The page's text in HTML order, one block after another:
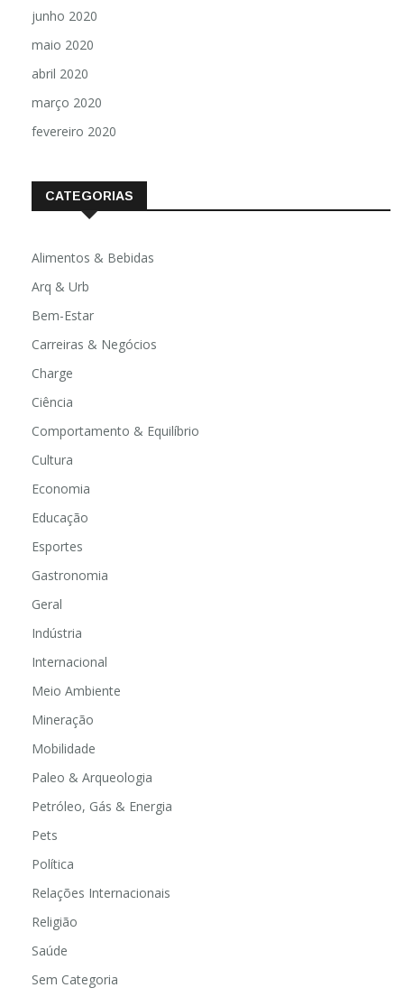
junho 2020
maio 2020
abril 2020
março 2020
fevereiro 2020
CATEGORIAS
Alimentos & Bebidas
Arq & Urb
Bem-Estar
Carreiras & Negócios
Charge
Ciência
Comportamento & Equilíbrio
Cultura
Economia
Educação
Esportes
Gastronomia
Geral
Indústria
Internacional
Meio Ambiente
Mineração
Mobilidade
Paleo & Arqueologia
Petróleo, Gás & Energia
Pets
Política
Relações Internacionais
Religião
Saúde
Sem Categoria